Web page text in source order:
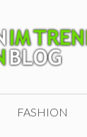
FASHION